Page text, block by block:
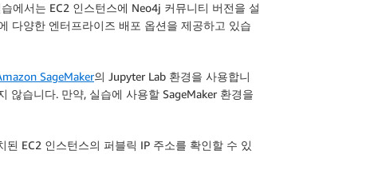
에서는 EC2 인스턴스에 Neo4j 커뮤니티 버전을 설
다양한 엔터프라이즈 배포 옵션을 제공하고 있습
SageMaker의 Jupyter Lab 환경을 사용합니
않습니다. 만약, 실습에 사용할 SageMaker 환경을
EC2 인스턴스의 퍼블릭 IP 주소를 확인할 수 있